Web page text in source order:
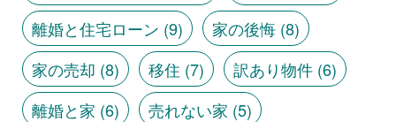
離婚と住宅ローン (9) 家の後悔(8)
家の売却 (8) 移住 (7) 訳あり物件(6)
離婚と家 (6) 売れない家 (5)